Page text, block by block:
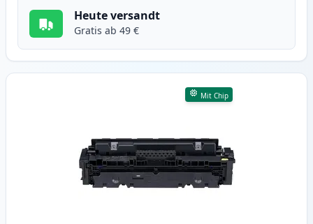
Heute versandt
Gratis ab 49 €
Mit Chip